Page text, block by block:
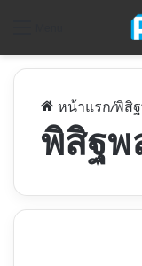
หน้าแรก/พิสิ
พิสิฐพ